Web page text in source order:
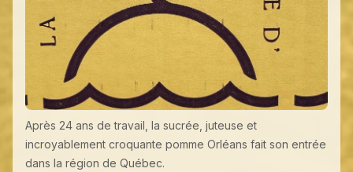
Après 24 ans de travail, la sucrée, juteuse et
incroyablement croquante pomme Orléans fait son entrée
dans la région de Québec.